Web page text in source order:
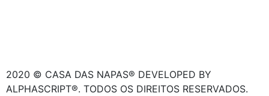
2020 © CASA DAS NAPAS® DEVELOPED BY
ALPHASCRIPT®. TODOS OS DIREITOS RESERVADOS.